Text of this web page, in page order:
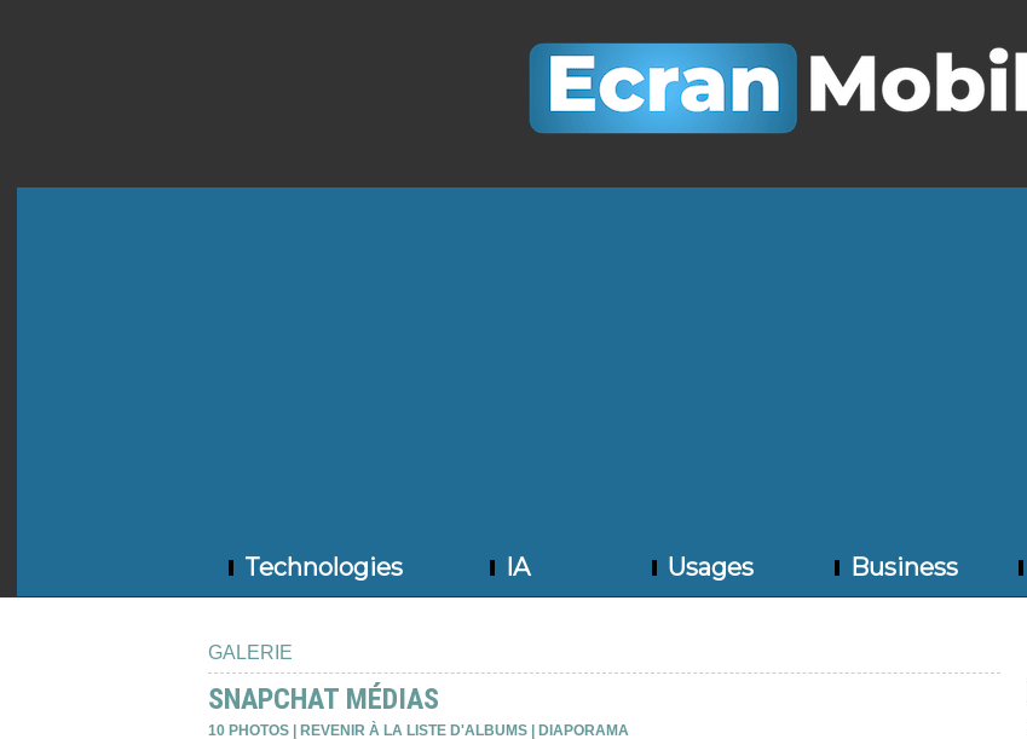
Technologies IA Usages Business
GALERIE
SNAPCHAT MÉDIAS
10 PHOTOS REVENIR À LA LISTE D'ALBUMS DIAPORAMA